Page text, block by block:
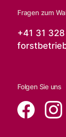
Fragen zum
+41 31
Folgen Sie uns